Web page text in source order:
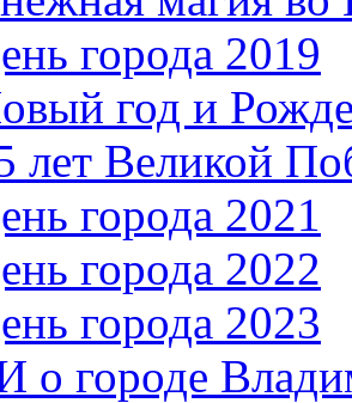
города 2019
год и
лет Великой
города 2021
города 2022
города 2023
городе